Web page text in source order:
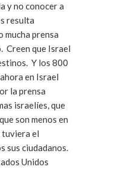
y no conocer a
resulta
mucha prensa
Creen que Israel
Y los 800
en Israel
la prensa
israelíes, que
son menos en
tuviera el
sus ciudadanos.
Unidos